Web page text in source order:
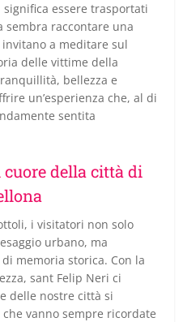
significa essere trasportati
sembra raccontare una
a meditare sul
delle vittime della
bellezza e
un’esperienza che, al di
sentita
della città di
i visitatori non solo
urbano, ma
memoria storica. Con la
sant Felip Neri ci
delle nostre città si
vanno sempre ricordate